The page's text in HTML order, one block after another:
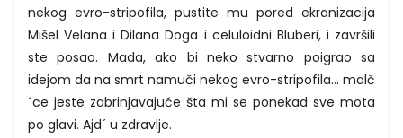
nekog evro-stripofila, pustite mu pored ekranizacija
Mišel Velana i Dilana Doga i celuloidni Bluberi, i završili
ste posao. Mada, ako bi neko stvarno poigrao sa
idejom da na smrt namuči nekog evro-stripofila... malč
´ce jeste zabrinjavajuće šta mi se ponekad sve mota
po glavi. Ajd´ u zdravlje.